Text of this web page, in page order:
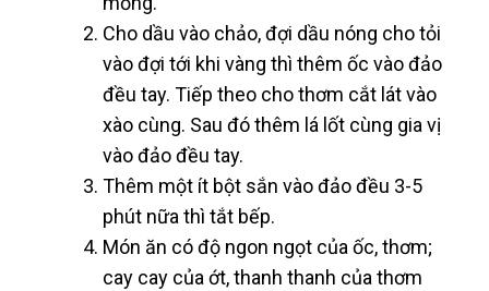
Cho dầu vào chảo, đợi dầu nóng cho tỏi
vào đợi tới khi vàng thì thêm ốc vào đảo
đều tay. Tiếp theo cho thơm cắt lát vào
xào cùng. Sau đó thêm lá lốt cùng gia vị
vào đảo đều tay.
Thêm một ít bột sắn vào đảo đều 3-5
phút nữa thì tắt bếp.
Món ăn có độ ngon ngọt của ốc, thơm;
cay cay của ớt, thanh thanh của thơm